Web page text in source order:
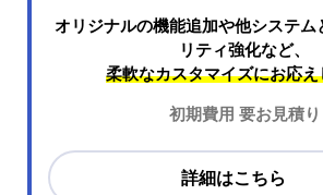
事前決済機能の詳細はこ
オリジナルの機能追加や他システム
リティ強化など、
柔軟なカスタマイズにお応え
初期費用 要お見積り
詳細はこちら